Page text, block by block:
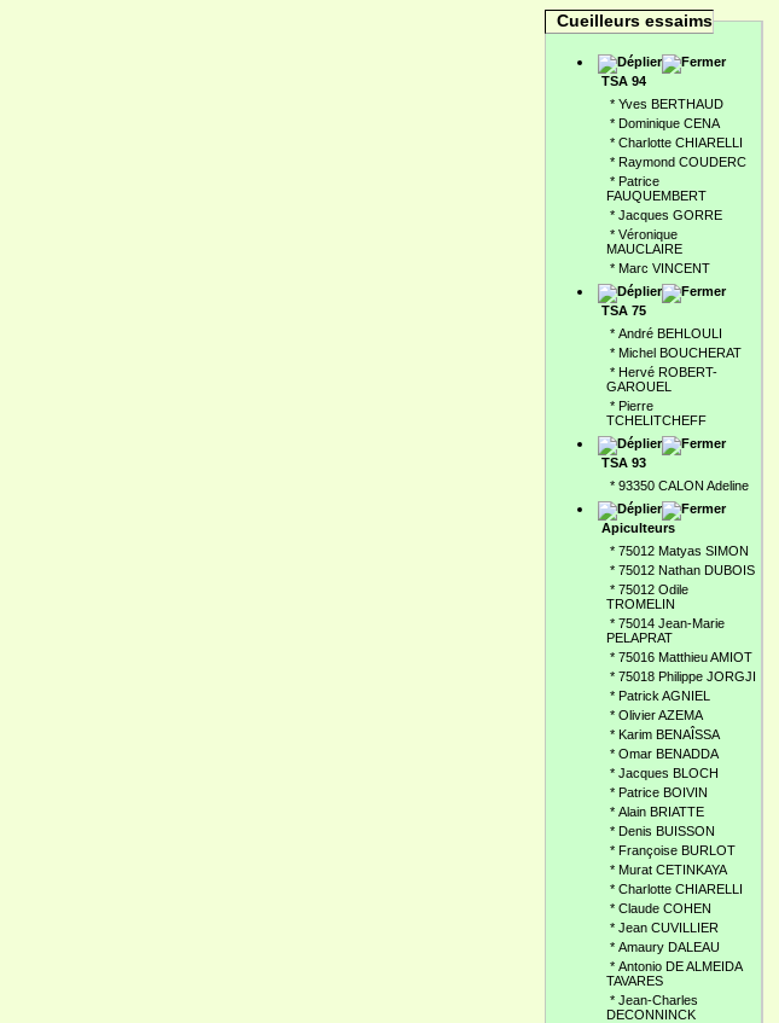
Cueilleurs essaims
TSA 94
* Yves BERTHAUD
* Dominique CENA
* Charlotte CHIARELLI
* Raymond COUDERC
* Patrice
FAUQUEMBERT
* Jacques GORRE
* Véronique
MAUCLAIRE
* Marc VINCENT
TSA 75
* André BEHLOULI
* Michel BOUCHERAT
* Hervé ROBERT-
GAROUEL
* Pierre
TCHELITCHEFF
TSA 93
* 93350 CALON Adeline
Apiculteurs
* 75012 Matyas SIMON
* 75012 Nathan DUBOIS
* 75012 Odile
TROMELIN
* 75014 Jean-Marie
PELAPRAT
* 75016 Matthieu AMIOT
* 75018 Philippe JORGJI
* Patrick AGNIEL
* Olivier AZEMA
* Karim BENAÎSSA
* Omar BENADDA
* Jacques BLOCH
* Patrice BOIVIN
* Alain BRIATTE
* Denis BUISSON
* Françoise BURLOT
* Murat CETINKAYA
* Charlotte CHIARELLI
* Claude COHEN
* Jean CUVILLIER
* Amaury DALEAU
* Antonio DE ALMEIDA
TAVARES
* Jean-Charles
DECONNINCK